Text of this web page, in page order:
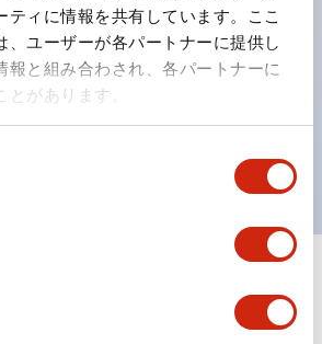
ティに情報を共有しています。ここ
、ユーザーが各パートナーに提供し
報と組み合わされ、各パートナーに
とがあります。
つ自由自在にコントロールすることが
は用途に合わせて組み合わせ自由
位置でロックできるインタロック付
ァイル